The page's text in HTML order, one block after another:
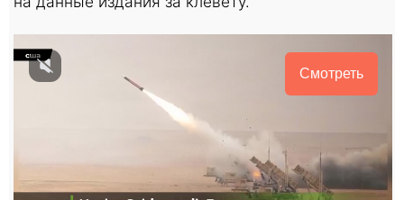
Смотреть